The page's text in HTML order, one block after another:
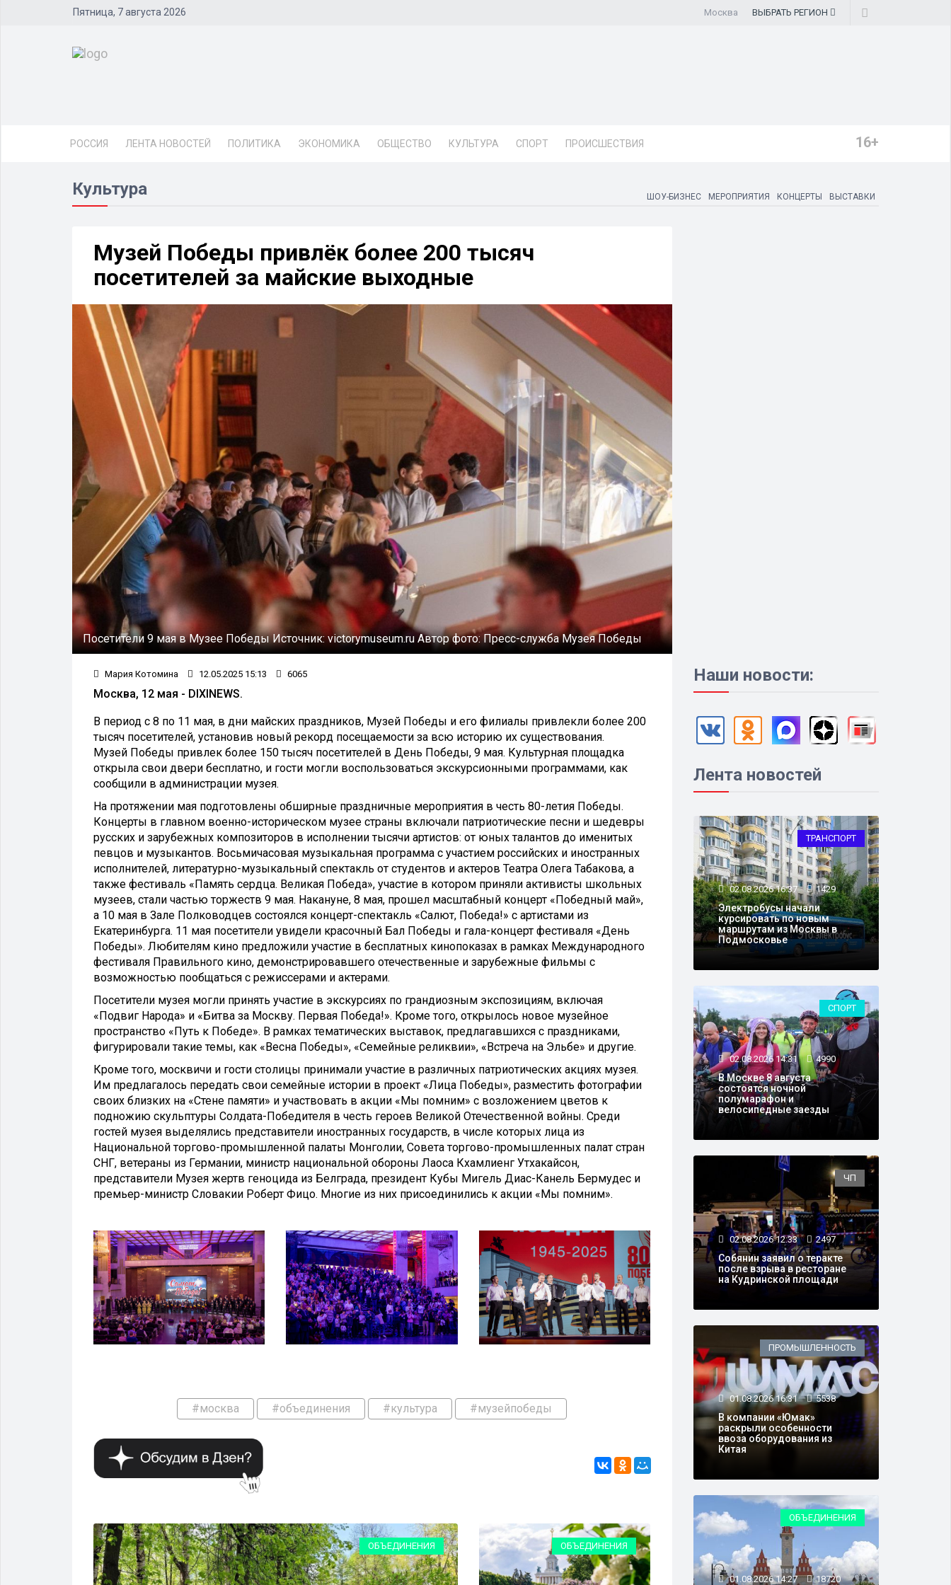
Пятница, 7 августа 2026 Москва ВЫБРАТЬ РЕГИОН
РОССИЯ ЛЕНТА НОВОСТЕЙ ПОЛИТИКА ЭКОНОМИКА ОБЩЕСТВО КУЛЬТУРА СПОРТ ПРОИСШЕСТВИЯ 16+
Культура ШОУ-БИЗНЕС МЕРОПРИЯТИЯ КОНЦЕРТЫ ВЫСТАВКИ
Музей Победы привлёк более 200 тысяч
посетителей за майские выходные
Посетители 9 мая в Музее ПобедыИсточник:victorymuseum.ruАвтор фото:Пресс-служба Музея Победы
Мария Котомина 12.05.2025 15:13 6065
Москва, 12 мая - DIXINEWS.
В период с 8 по 11 мая, в дни майских праздников, Музей Победы и его филиалы привлекли более 200
тысяч посетителей, установив новый рекорд посещаемости за всю историю их существования.
Музей Победы привлек более 150 тысяч посетителей в День Победы, 9 мая. Культурная площадка
открыла свои двери бесплатно, и гости могли воспользоваться экскурсионными программами, как
сообщили в администрации музея.
На протяжении мая подготовлены обширные праздничные мероприятия в честь 80-летия Победы.
Концерты в главном военно-историческом музее страны включали патриотические песни и шедевры
русских и зарубежных композиторов в исполнении тысячи артистов: от юных талантов до именитых
певцов и музыкантов. Восьмичасовая музыкальная программа с участием российских и иностранных
исполнителей, литературно-музыкальный спектакль от студентов и актеров Театра Олега Табакова, а
также фестиваль «Память сердца. Великая Победа», участие в котором приняли активисты школьных
музеев, стали частью торжеств 9 мая. Накануне, 8 мая, прошел масштабный концерт «Победный май»,
а 10 мая в Зале Полководцев состоялся концерт-спектакль «Салют, Победа!» с артистами из
Екатеринбурга. 11 мая посетители увидели красочный Бал Победы и гала-концерт фестиваля «День
Победы». Любителям кино предложили участие в бесплатных кинопоказах в рамках Международного
фестиваля Правильного кино, демонстрировавшего отечественные и зарубежные фильмы с
возможностью пообщаться с режиссерами и актерами.
Посетители музея могли принять участие в экскурсиях по грандиозным экспозициям, включая
«Подвиг Народа» и «Битва за Москву. Первая Победа!». Кроме того, открылось новое музейное
пространство «Путь к Победе». В рамках тематических выставок, предлагавшихся с праздниками,
фигурировали такие темы, как «Весна Победы», «Семейные реликвии», «Встреча на Эльбе» и другие.
Кроме того, москвичи и гости столицы принимали участие в различных патриотических акциях музея.
Им предлагалось передать свои семейные истории в проект «Лица Победы», разместить фотографии
своих близких на «Стене памяти» и участвовать в акции «Мы помним» с возложением цветов к
подножию скульптуры Солдата-Победителя в честь героев Великой Отечественной войны. Среди
гостей музея выделялись представители иностранных государств, в числе которых лица из
Национальной торгово-промышленной палаты Монголии, Совета торгово-промышленных палат стран
СНГ, ветераны из Германии, министр национальной обороны Лаоса Кхамлиенг Утхакайсон,
представители Музея жертв геноцида из Белграда, президент Кубы Мигель Диас-Канель Бермудес и
премьер-министр Словакии Роберт Фицо. Многие из них присоединились к акции «Мы помним».
#москва #объединения #культура #музейпобеды
ОБЪЕДИНЕНИЯ ОБЪЕДИНЕНИЯ
ОБЪЕДИНЕНИЯ
Наши новости:
Лента новостей
ТРАНСПОРТ
02.08.2026 16:37 1429
Электробусы начали
курсировать по новым
маршрутам из Москвы в
Подмосковье
СПОРТ
02.08.2026 14:31 4990
В Москве 8 августа
состоятся ночной
полумарафон и
велосипедные заезды
ЧП
02.08.2026 12:33 2497
Собянин заявил о теракте
после взрыва в ресторане
на Кудринской площади
ПРОМЫШЛЕННОСТЬ
01.08.2026 16:31 5538
В компании «Юмак»
раскрыли особенности
ввоза оборудования из
Китая
ОБЪЕДИНЕНИЯ
01.08.2026 14:27 18720